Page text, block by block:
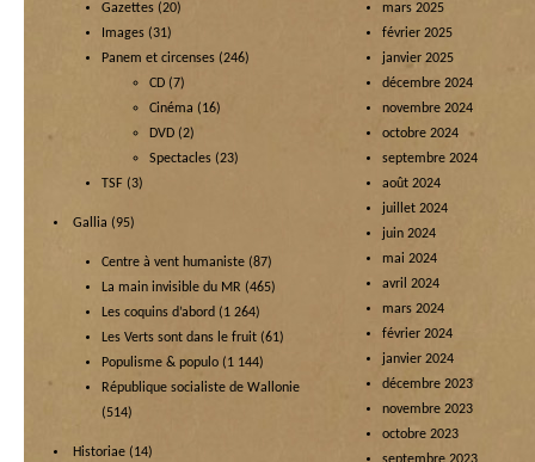
Gazettes (20)
Images (31)
Panem et circenses (246)
CD (7)
Cinéma (16)
DVD (2)
Spectacles (23)
TSF (3)
Gallia (95)
Centre à vent humaniste (87)
La main invisible du MR (465)
Les coquins d’abord (1 264)
Les Verts sont dans le fruit (61)
Populisme & populo (1 144)
République socialiste de Wallonie
(514)
Historiae (14)
mars 2025
février 2025
janvier 2025
décembre 2024
novembre 2024
octobre 2024
septembre 2024
août 2024
juillet 2024
juin 2024
mai 2024
avril 2024
mars 2024
février 2024
janvier 2024
décembre 2023
novembre 2023
octobre 2023